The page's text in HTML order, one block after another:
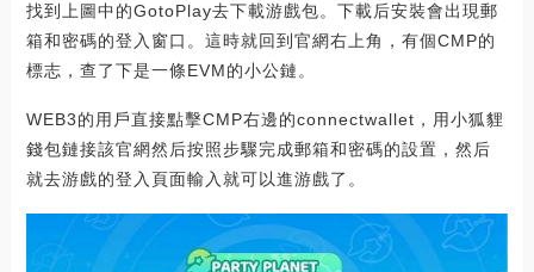
找到上圖中的GotoPlay去下載游戲包。下載后安裝會出現郵
箱和密碼的登入窗口。這時就回到官網右上角，有個CMP的
標志，查了下是一條EVM的小公鏈。
WEB3的用戶直接點擊CMP右邊的connectwallet，用小狐貍
錢包鏈接該官網然后按照步驟完成郵箱和密碼的設置，然后
就去游戲的登入頁面輸入就可以進游戲了。